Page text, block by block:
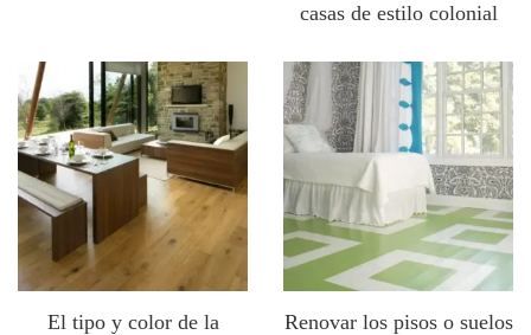
casas de estilo colonial
El tipo y color de la
Renovar los pisos o suelos